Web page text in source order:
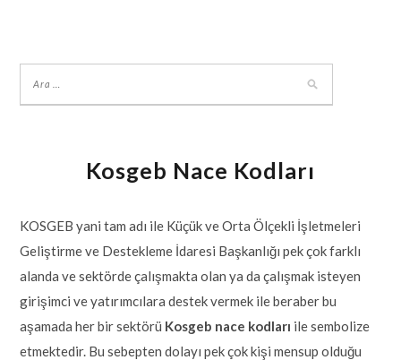
Kosgeb Nace Kodları
KOSGEB yani tam adı ile Küçük ve Orta Ölçekli İşletmeleri
Geliştirme ve Destekleme İdaresi Başkanlığı pek çok farklı
alanda ve sektörde çalışmakta olan ya da çalışmak isteyen
girişimci ve yatırımcılara destek vermek ile beraber bu
aşamada her bir sektörü Kosgeb nace kodları ile sembolize
etmektedir. Bu sebepten dolayı pek çok kişi mensup olduğu